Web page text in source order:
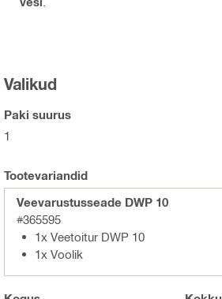
Valikud
Paki suurus
1
Tootevariandid
Veevarustusseade DWP 10
#365595
1x Veetoitur DWP 10
1x Voolik